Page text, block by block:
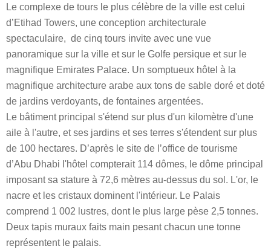
Le complexe de tours le plus célèbre de la ville est celui
d’Etihad Towers, une conception architecturale
spectaculaire, de cinq tours invite avec une vue
panoramique sur la ville et sur le Golfe persique et sur le
magnifique Emirates Palace. Un somptueux hôtel à la
magnifique architecture arabe aux tons de sable doré et doté
de jardins verdoyants, de fontaines argentées.
Le bâtiment principal s'étend sur plus d'un kilomètre d'une
aile à l'autre, et ses jardins et ses terres s'étendent sur plus
de 100 hectares. D’après le site de l’office de tourisme
d’Abu Dhabi l'hôtel compterait 114 dômes, le dôme principal
imposant sa stature à 72,6 mètres au-dessus du sol. L'or, le
nacre et les cristaux dominent l'intérieur. Le Palais
comprend 1 002 lustres, dont le plus large pèse 2,5 tonnes.
Deux tapis muraux faits main pesant chacun une tonne
représentent le palais.